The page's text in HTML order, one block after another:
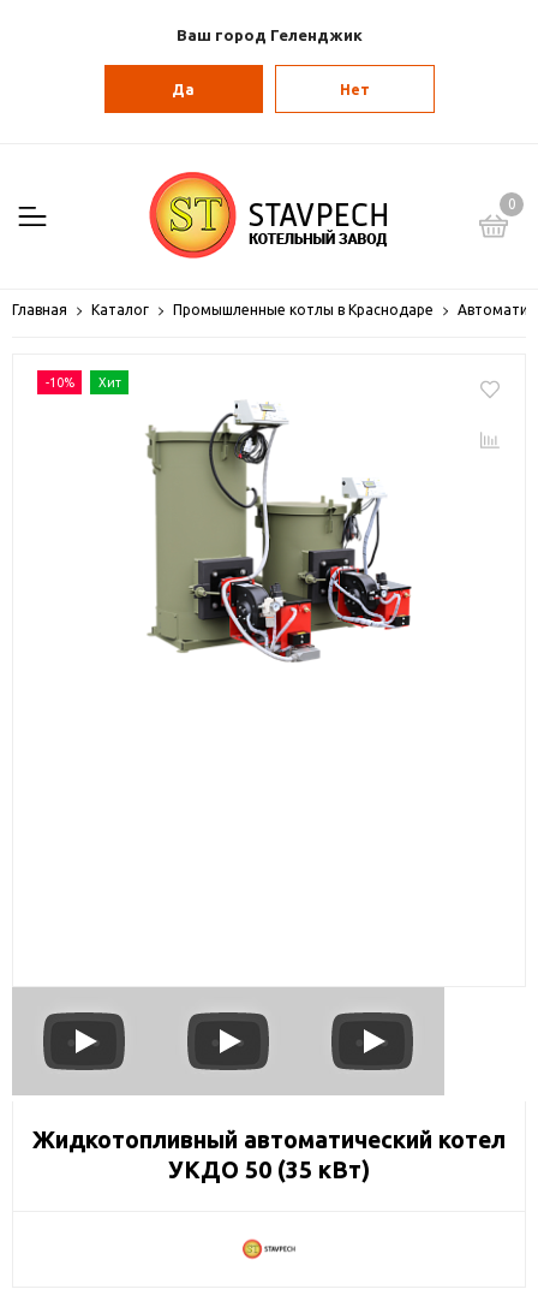
Ваш город Геленджик
Да Нет
0
Главная Каталог Промышленные котлы в Краснодаре
-10% Хит
Жидкотопливный автоматический котел
УКДО 50 (35 кВт)